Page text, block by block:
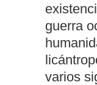
guerra
varios